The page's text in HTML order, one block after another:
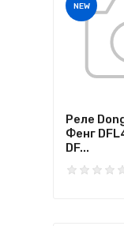
NEW
Реле
Фенг
DF...